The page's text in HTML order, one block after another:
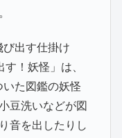
び出す仕掛け
！妖怪」は、
た図鑑の妖怪
豆洗いなどが図
音を出したりし